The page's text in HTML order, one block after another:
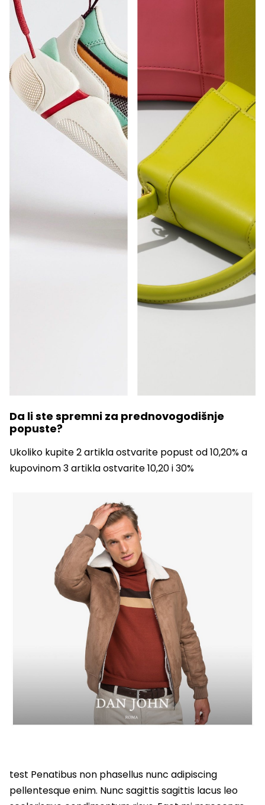
Da li ste spremni za prednovogodišnje
popuste?
Ukoliko kupite 2 artikla ostvarite popust od 10,20% a
kupovinom 3 artikla ostvarite 10,20 i 30%
test Penatibus non phasellus nunc adipiscing
pellentesque enim. Nunc sagittis sagittis lacus leo